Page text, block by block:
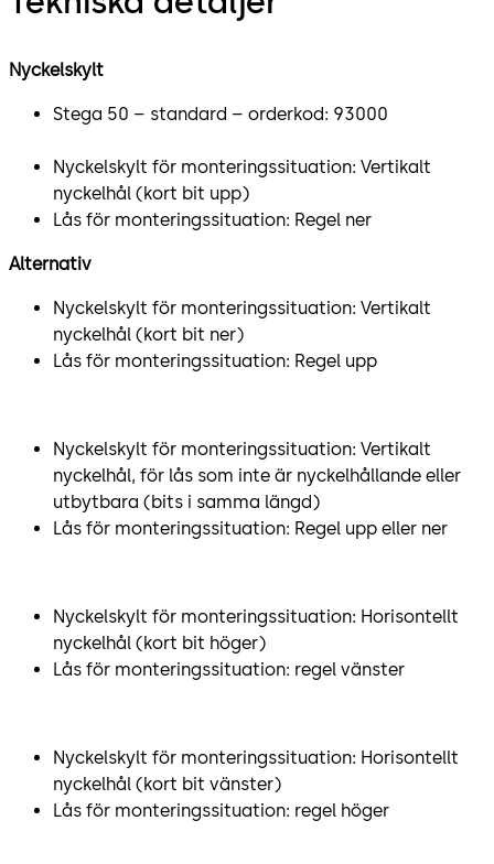
Nyckelskylt
Stega 50 – standard – orderkod: 93000
Nyckelskylt för monteringssituation: Vertikalt
nyckelhål (kort bit upp)
Lås för monteringssituation: Regel ner
Alternativ
Nyckelskylt för monteringssituation: Vertikalt
nyckelhål (kort bit ner)
Lås för monteringssituation: Regel upp
Nyckelskylt för monteringssituation: Vertikalt
nyckelhål, för lås som inte är nyckelhållande eller
utbytbara (bits i samma längd)
Lås för monteringssituation: Regel upp eller ner
Nyckelskylt för monteringssituation: Horisontellt
nyckelhål (kort bit höger)
Lås för monteringssituation: regel vänster
Nyckelskylt för monteringssituation: Horisontellt
nyckelhål (kort bit vänster)
Lås för monteringssituation: regel höger